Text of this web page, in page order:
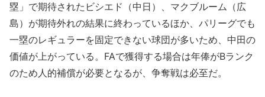
塁」で期待されたビシエド（中日）、マクブルーム（広
島）が期待外れの結果に終わっているほか、パリーグでも
一塁のレギュラーを固定できない球団が多いため、中田の
価値が上がっている。FAで獲得する場合は年俸がBランク
のため人的補償が必要となるが、争奪戦は必至だ。